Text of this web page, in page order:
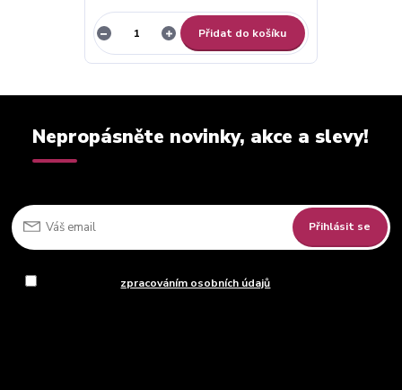
Přidat do košíku
Nepropásněte novinky, akce a slevy!
Přihlásit se
zpracováním osobních údajů